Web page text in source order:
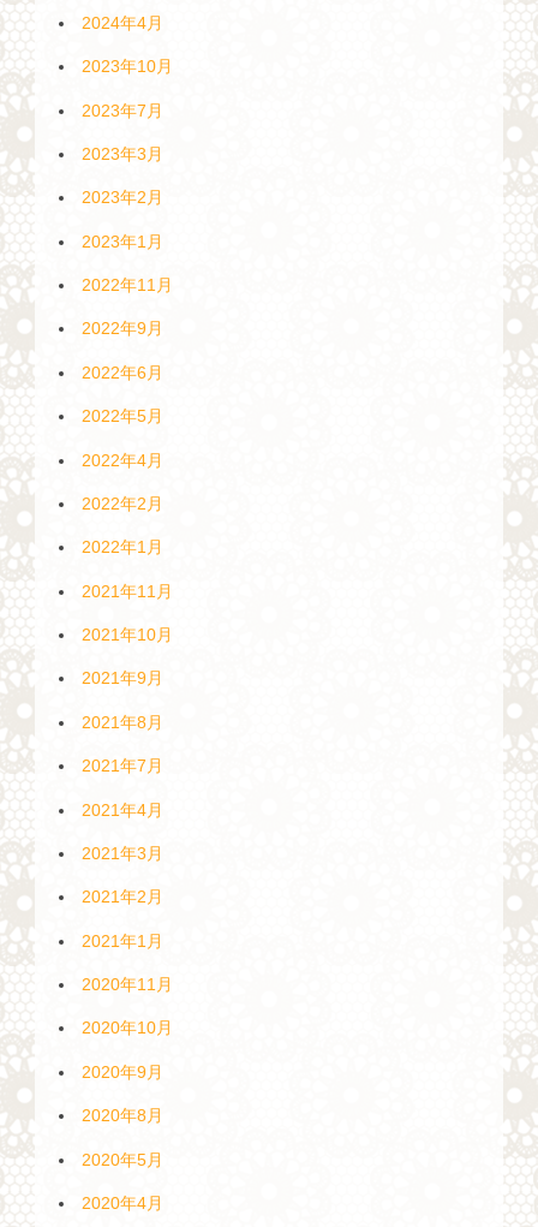
2024年4月
2023年10月
2023年7月
2023年3月
2023年2月
2023年1月
2022年11月
2022年9月
2022年6月
2022年5月
2022年4月
2022年2月
2022年1月
2021年11月
2021年10月
2021年9月
2021年8月
2021年7月
2021年4月
2021年3月
2021年2月
2021年1月
2020年11月
2020年10月
2020年9月
2020年8月
2020年5月
2020年4月